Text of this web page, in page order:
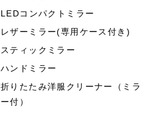
LEDコンパクトミラー
レザーミラー(専用ケース付き)
スティックミラー
ハンドミラー
折りたたみ洋服クリーナー（ミラ
ー付）